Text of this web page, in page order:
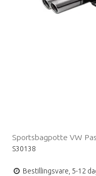
Sportsbagpotte VW
S30138
Bestillingsvare, 5-12